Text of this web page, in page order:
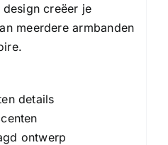
creëer je
meerdere armbanden
details
ontwerp